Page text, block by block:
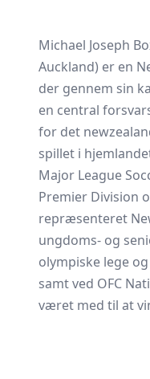
Michael Joseph
Auckland) er en
der gennem sin
en central
for det
spillet i
Major League
Premier Division
repræsenteret
ungdoms- og
olympiske lege
samt ved OFC
været med til at